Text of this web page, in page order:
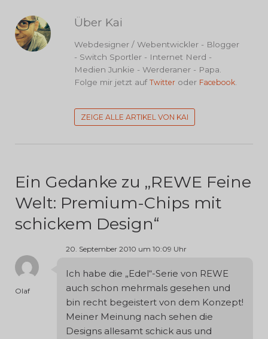
Über Kai
Webdesigner / Webentwickler - Blogger
- Switch Sportler - Internet Nerd -
Medien Junkie - Werderaner - Papa.
Folge mir jetzt aufTwitter oder Facebook
ZEIGE ALLE ARTIKEL VON KAI
Ein Gedanke zu „REWE Feine
Welt: Premium-Chips mit
schickem Design“
Olaf
20. September 2010 um 10:09 Uhr
Ich habe die „Edel“-Serie von REWE
auch schon mehrmals gesehen und
bin recht begeistert von dem Konzept!
Meiner Meinung nach sehen die
Designs allesamt schick aus und